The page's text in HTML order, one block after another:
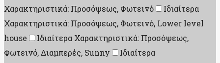
Χαρακτηριστικά: Προσόψεως, Φωτεινό
Ιδιαίτερα
Χαρακτηριστικά: Προσόψεως, Φωτεινό, Lower level
house
Ιδιαίτερα Χαρακτηριστικά: Προσόψεως,
Φωτεινό, Διαμπερές, Sunny
Ιδιαίτερα